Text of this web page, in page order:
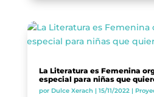
ESPACIO
La Literatura es Femenina
especial para niñas que
por Dulce Xerach | 15/11/2022|